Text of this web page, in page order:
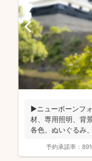
▶︎ニューボーンフ
材、専用照明、背
各色、ぬいぐるみ
予約承諾率：